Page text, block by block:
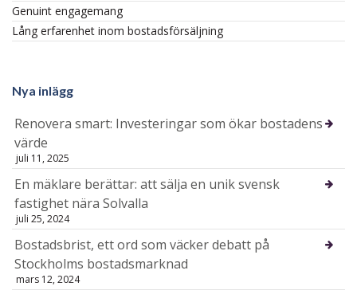
Genuint engagemang
Lång erfarenhet inom bostadsförsäljning
Nya inlägg
Renovera smart: Investeringar som ökar bostadens
värde
juli 11, 2025
En mäklare berättar: att sälja en unik svensk
fastighet nära Solvalla
juli 25, 2024
Bostadsbrist, ett ord som väcker debatt på
Stockholms bostadsmarknad
mars 12, 2024